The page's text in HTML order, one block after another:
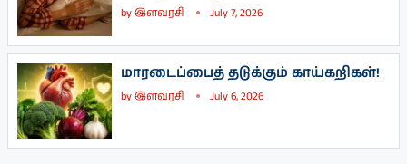
byஇளவரசி July 7, 2026
மாரடைப்பைத் தடுக்கும் காய்கறிகள்!
byஇளவரசி July 6, 2026